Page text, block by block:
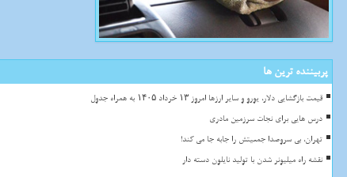
پربیننده ترین ها
قیمت بازگشایی دلار، یورو و سایر ارزها امروز ۱۳ خرداد ۱۴۰۵ به همراه جدول
درس هایی برای نجات سرزمین مادری
تهران، بی سروصدا جمعیتش را جابه جا می کند!
نقشه راه میلیونر شدن با تولید نایلون دسته دار